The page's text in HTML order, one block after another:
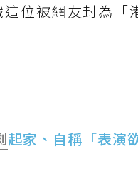
位被網友封為
起家、自稱「表演